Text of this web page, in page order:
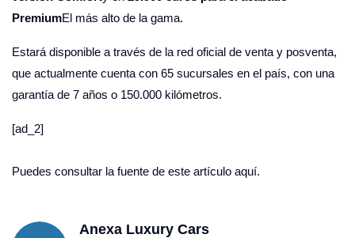
PremiumEl más alto de la gama.
Estará disponible a través de la red oficial de venta y posventa,
que actualmente cuenta con 65 sucursales en el país, con una
garantía de 7 años o 150.000 kilómetros.
[ad_2]
Puedes consultar la fuente de este artículo aquí.
Anexa Luxury Cars